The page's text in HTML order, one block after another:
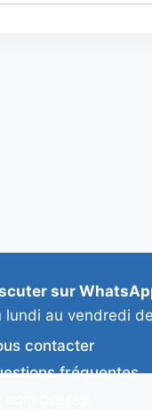
sur
lundi au vendredi
contacter
fréquentes